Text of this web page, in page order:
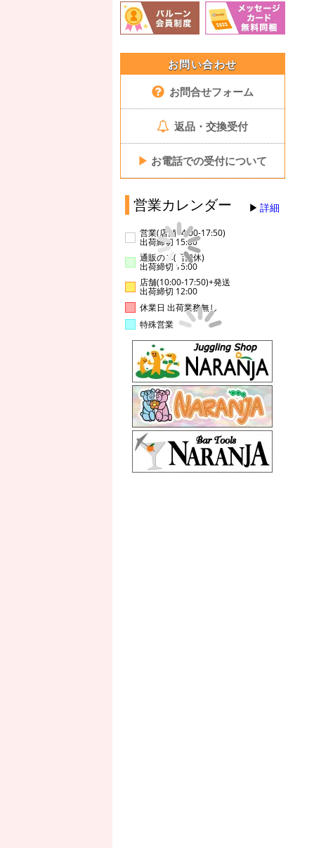
お問い合わせ
お問合せフォーム
返品・交換受付
▶ お電話での受付について
営業カレンダー 詳細
営業(店舗14:00-17:50)
出荷締切 15:00
通販のみ(店舗休)
出荷締切 15:00
店舗(10:00-17:50)+発送
出荷締切 12:00
休業日 出荷業務無し
特殊営業